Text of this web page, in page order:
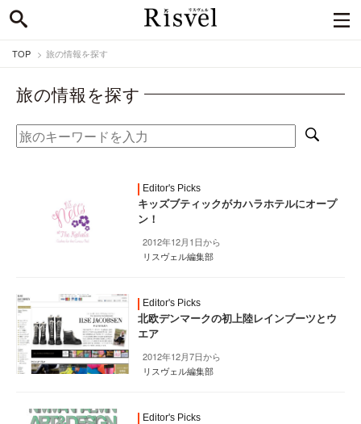
TOP 旅の情報を探す
旅の情報を探す
Editor's Picks
キッズブティックがカハラホテルにオープ
ン！
2012年12月1日から
リスヴェル編集部
Editor's Picks
北欧デンマークの初上陸レインブーツとウ
エア
2012年12月7日から
リスヴェル編集部
Editor's Picks